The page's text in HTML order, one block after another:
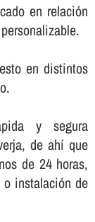
en relación
en distintos
y segura
de ahí­ que
de 24 horas,
instalación de